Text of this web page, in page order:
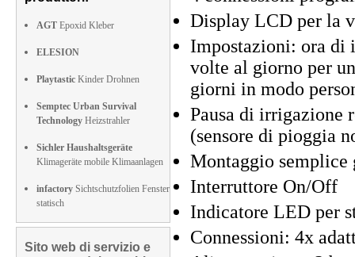
AGT Epoxid Kleber
ELESION
Playtastic Kinder Drohnen
Semptec Urban Survival
Technology Heizstrahler
Sichler Haushaltsgeräte
Klimageräte mobile Klimaanlagen
infactory Sichtschutzfolien Fenster
statisch
Sito web di servizio e
Display LCD per la
Impostazioni: ora di
volte al giorno per
giorni in modo
Pausa di irrigazione
(sensore di pioggia
Montaggio semplice
Interruttore On/Off
Indicatore LED per
Connessioni: 4x